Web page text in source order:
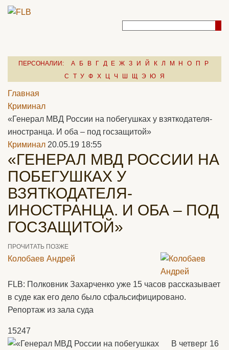
ПЕРСОНАЛИИ: А Б В Г Д Е Ж З И Й К Л М Н О П
Р
С
Т У Ф Х Ц Ч Ш Щ Э Ю Я
Главная
Криминал
«Генерал МВД России на побегушках у взяткодателя-
иностранца. И оба – под госзащитой»
Криминал 20.05.19 18:55
«ГЕНЕРАЛ МВД РОССИИ НА
ПОБЕГУШКАХ У
ВЗЯТКОДАТЕЛЯ-
ИНОСТРАНЦА. И ОБА – ПОД
ГОСЗАЩИТОЙ»
ПРОЧИТАТЬ ПОЗЖЕ
Колобаев Андрей
FLB: Полковник Захарченко уже 15 часов рассказывает
в суде как его дело было сфальсифицировано.
Репортаж из зала суда
15247
В четверг 16